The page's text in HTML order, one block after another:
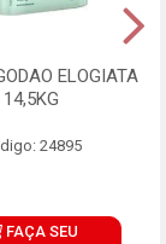
ELOGIATA
14,5KG
24895
FAÇA SEU